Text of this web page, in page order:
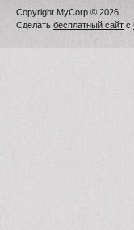
Copyright MyCorp © 2026
Сделать бесплатный сайт с